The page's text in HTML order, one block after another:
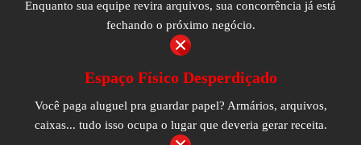
Enquanto sua equipe revira arquivos, sua concorrência já está
fechando o próximo negócio.
Espaço Físico Desperdiçado
Você paga aluguel pra guardar papel? Armários, arquivos,
caixas... tudo isso ocupa o lugar que deveria gerar receita.